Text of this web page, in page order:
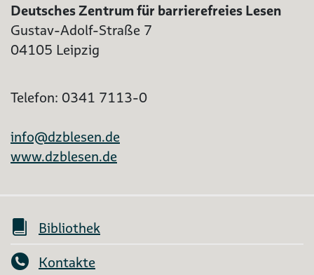
Deutsches Zentrum für barrierefreies Lesen
Gustav-Adolf-Straße 7
04105 Leipzig
Telefon: 0341 7113-0
info@dzblesen.de
www.dzblesen.de
Bibliothek
Kontakte